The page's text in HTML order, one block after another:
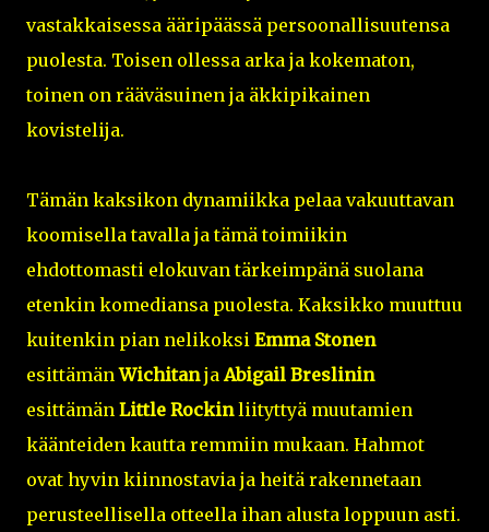
vastakkaisessa ääripäässä persoonallisuutensa
puolesta. Toisen ollessa arka ja kokematon,
toinen on rääväsuinen ja äkkipikainen
kovistelija.
Tämän kaksikon dynamiikka pelaa vakuuttavan
koomisella tavalla ja tämä toimiikin
ehdottomasti elokuvan tärkeimpänä suolana
etenkin komediansa puolesta. Kaksikko muuttuu
kuitenkin pian nelikoksi Emma Stonen
esittämänWichitanjaAbigail Breslinin
esittämän Little Rockinliityttyä muutamien
käänteiden kautta remmiin mukaan. Hahmot
ovat hyvin kiinnostavia ja heitä rakennetaan
perusteellisella otteella ihan alusta loppuun asti.